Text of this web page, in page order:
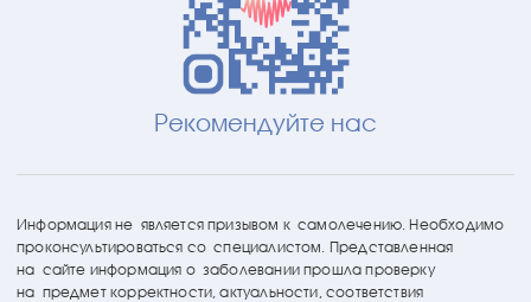
Информация не является призывом к самолечению. Необходимо
проконсультироваться со специалистом. Представленная
на сайте информация о заболевании прошла проверку
на предмет корректности, актуальности, соответствия
Рекомендуйте нас